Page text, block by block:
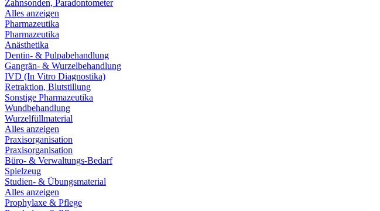
Zahnsonden, Paradontometer
Alles anzeigen
Pharmazeutika
Pharmazeutika
Anästhetika
Dentin- & Pulpabehandlung
Gangrän- & Wurzelbehandlung
IVD (In Vitro Diagnostika)
Retraktion, Blutstillung
Sonstige Pharmazeutika
Wundbehandlung
Wurzelfüllmaterial
Alles anzeigen
Praxisorganisation
Praxisorganisation
Büro- & Verwaltungs-Bedarf
Spielzeug
Studien- & Übungsmaterial
Alles anzeigen
Prophylaxe & Pflege